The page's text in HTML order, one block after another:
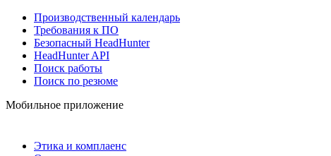
Производственный календарь
Требования к ПО
Безопасный HeadHunter
HeadHunter API
Поиск работы
Поиск по резюме
Мобильное приложение
Этика и комплаенс